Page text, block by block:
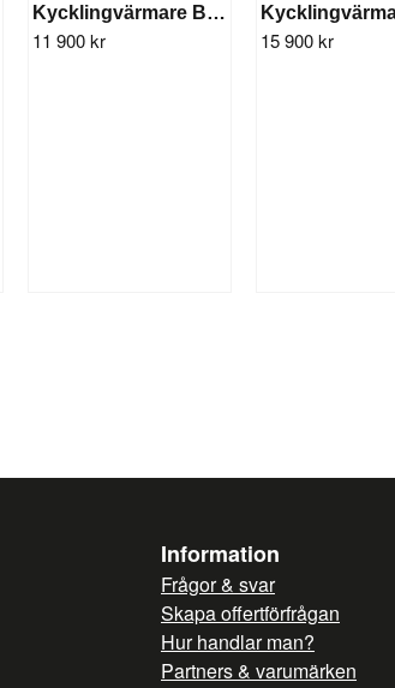
Kycklingvärmare BBQ-GN4
11 900 kr 15 900 kr
Information
Frågor & svar
Skapa offertförfrågan
Hur handlar man?
Partners & varumärken